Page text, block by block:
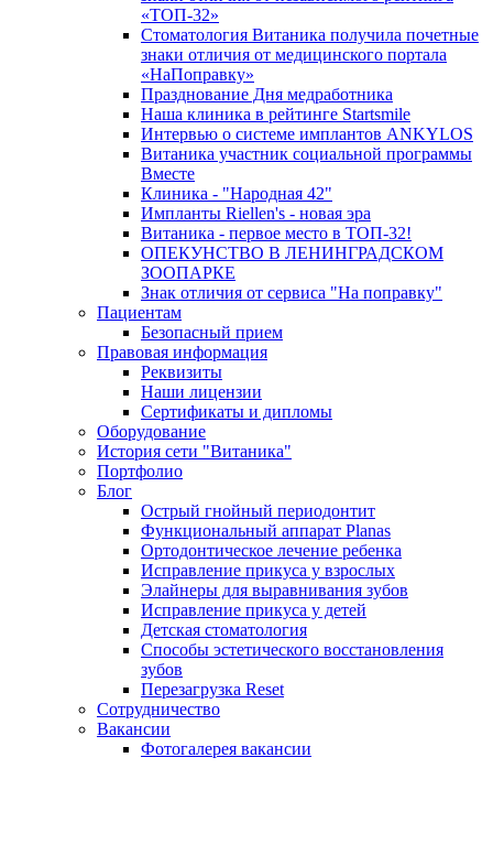
«ТОП-32»
Стоматология Витаника получила почетные
знаки отличия от медицинского портала
«НаПоправку»
Празднование Дня медработника
Наша клиника в рейтинге Startsmile
Интервью о системе имплантов ANKYLOS
Витаника участник социальной программы
Вместе
Клиника - "Народная 42"
Импланты Riellen's - новая эра
Витаника - первое место в ТОП-32!
ОПЕКУНСТВО В ЛЕНИНГРАДСКОМ
ЗООПАРКЕ
Знак отличия от сервиса "На поправку"
Пациентам
Безопасный прием
Правовая информация
Реквизиты
Наши лицензии
Сертификаты и дипломы
Оборудование
История сети "Витаника"
Портфолио
Блог
Острый гнойный периодонтит
Функциональный аппарат Planas
Ортодонтическое лечение ребенка
Исправление прикуса у взрослых
Элайнеры для выравнивания зубов
Исправление прикуса у детей
Детская стоматология
Способы эстетического восстановления
зубов
Перезагрузка Reset
Сотрудничество
Вакансии
Фотогалерея вакансии